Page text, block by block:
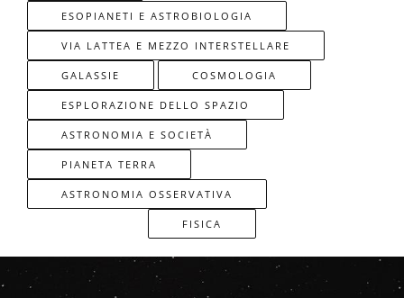
ESOPIANETI E ASTROBIOLOGIA
VIA LATTEA E MEZZO INTERSTELLARE
GALASSIE COSMOLOGIA
ESPLORAZIONE DELLO SPAZIO
ASTRONOMIA E SOCIETÀ
PIANETA TERRA
ASTRONOMIA OSSERVATIVA
FISICA